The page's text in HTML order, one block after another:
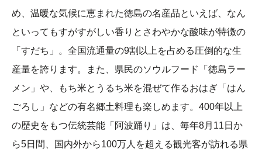
め、温暖な気候に恵まれた徳島の名産品といえば、なん
といってもすがすがしい香りとさわやかな酸味が特徴の
「すだち」。全国流通量の9割以上を占める圧倒的な生
産量を誇ります。また、県民のソウルフード「徳島ラー
メン」や、もち米とうるち米を混ぜて作るおはぎ「はん
ごろし」などの有名郷土料理も楽しめます。400年以上
の歴史をもつ伝統芸能「阿波踊り」は、毎年8月11日か
ら5日間、国内外から100万人を超える観光客が訪れる県